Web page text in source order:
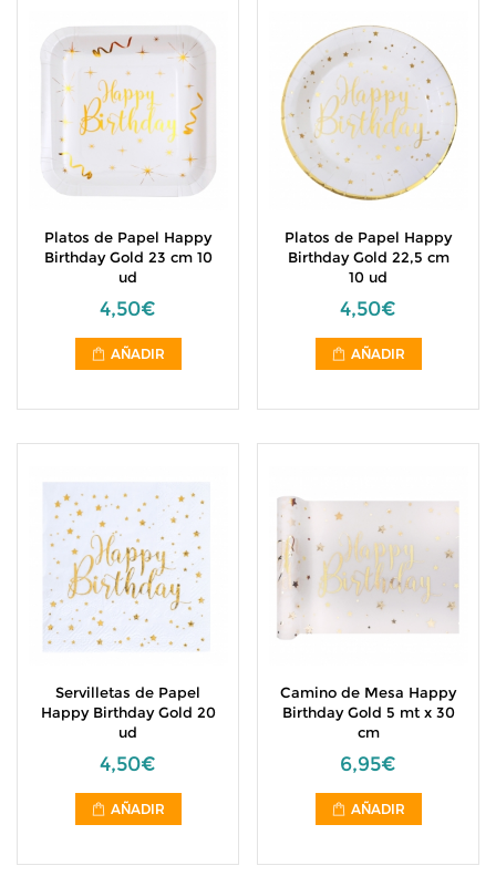
Platos de Papel Happy
Birthday Gold 23 cm 10
ud
4,50€
AÑADIR
Platos de Papel Happy
Birthday Gold 22,5 cm
10 ud
4,50€
AÑADIR
Servilletas de Papel
Happy Birthday Gold 20
ud
4,50€
AÑADIR
Camino de Mesa Happy
Birthday Gold 5 mt x 30
cm
6,95€
AÑADIR